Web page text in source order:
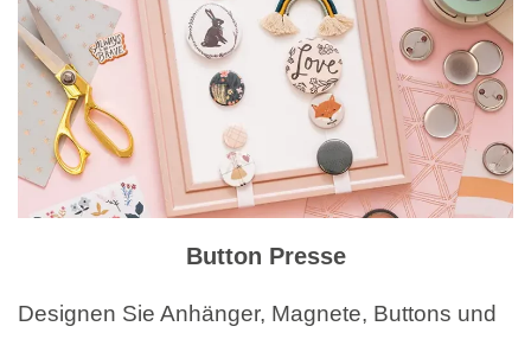
Button Presse
Designen Sie Anhänger, Magnete, Buttons und